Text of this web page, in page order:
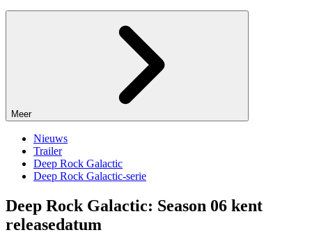
Meer
Nieuws
Trailer
Deep Rock Galactic
Deep Rock Galactic-serie
Deep Rock Galactic: Season 06 kent
releasedatum